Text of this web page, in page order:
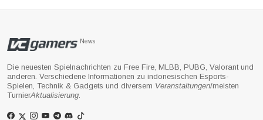
News
Die neuesten Spielnachrichten zu Free Fire, MLBB, PUBG, Valorant und
anderen. Verschiedene Informationen zu indonesischen Esports-
Spielen, Technik & Gadgets und diversem Veranstaltungen/meisten
TurnierAktualisierung